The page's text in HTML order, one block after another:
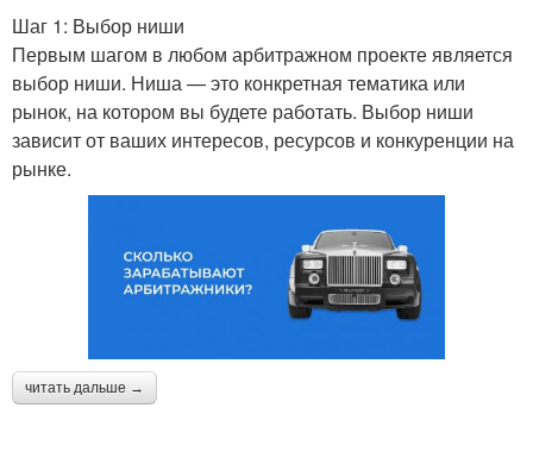
Шаг 1: Выбор ниши
Первым шагом в любом арбитражном проекте является
выбор ниши. Ниша — это конкретная тематика или
рынок, на котором вы будете работать. Выбор ниши
зависит от ваших интересов, ресурсов и конкуренции на
рынке.
читать дальше →